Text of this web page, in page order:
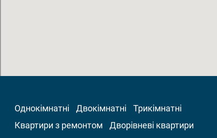
Однокімнатні Двокімнатні
Трикімнатні
Квартири з ремонтом
Дворівневі квартири